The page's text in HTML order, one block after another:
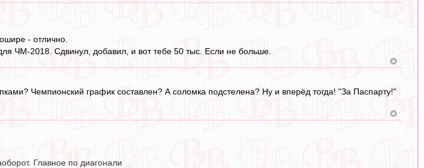
- отлично.
ЧМ-2018. Сдвинул, добавил, и вот тебе 50 тыс. Если не больше.
Чемпионский график составлен? А соломка подстелена? Ну и вперёд тогда! "За Паспарту!"
Главное по диагонали